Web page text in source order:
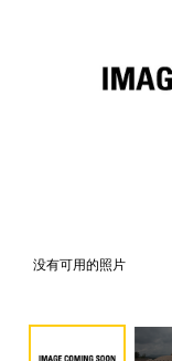
没有可用的照片